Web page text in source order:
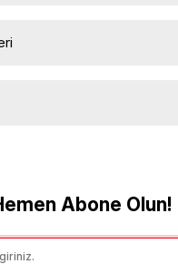
teşekkür ederiz.
bozuk veya görüntülenemiyor.
Abone Olun!